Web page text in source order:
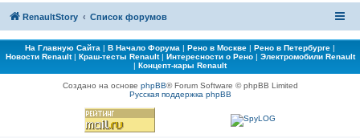
RenaultStory Список форумов
На Главную Сайта | В Начало Форума | Рено в Москве | Рено в Петербурге |
Новости Renault| Краш-тесты Renault| Интересности о Рено| Электромобили Renault
| Концепт-кары Renault
Создано на основе phpBB® Forum Software © phpBB Limited
Русская поддержка phpBB